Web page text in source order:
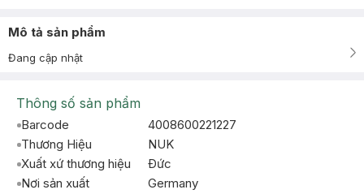
Mô tả sản phẩm
Đang cập nhật
Thông số sản phẩm
Barcode
4008600221227
Thương Hiệu
NUK
Xuất xứ thương hiệu
Ðức
Nơi sản xuất
Germany